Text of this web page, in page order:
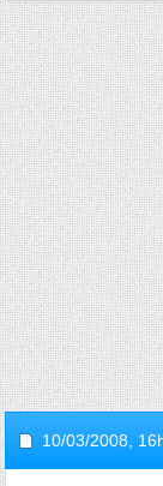
10/03/2008,